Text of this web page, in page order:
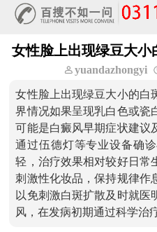
女性脸上出现绿豆大小
yuandazhongyi
女性脸上出现绿豆大小的白
界情况如果呈现乳白色或瓷
可能是白癜风早期症状建议
通过伍德灯等专业设备确
轻，治疗效果相对较好日常
刺激性化妆品，保持规律作
以免刺激白斑扩散及时就医
风，在发病初期通过科学治